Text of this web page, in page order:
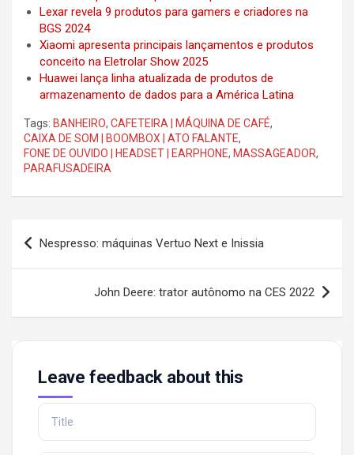
Lexar revela 9 produtos para gamers e criadores na
BGS 2024
Xiaomi apresenta principais lançamentos e produtos
conceito na Eletrolar Show 2025
Huawei lança linha atualizada de produtos de
armazenamento de dados para a América Latina
Tags: BANHEIRO, CAFETEIRA | MÁQUINA DE CAFÉ,
CAIXA DE SOM | BOOMBOX | ATO FALANTE,
FONE DE OUVIDO | HEADSET | EARPHONE, MASSAGEADOR,
PARAFUSADEIRA
Post
navigation
Nespresso: máquinas Vertuo Next e Inissia
John Deere: trator autônomo na CES 2022
Leave feedback about this